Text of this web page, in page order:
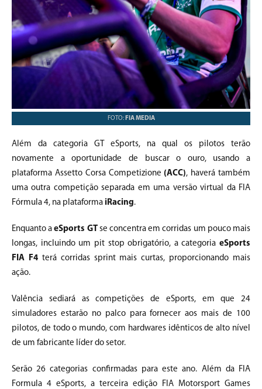
FOTO: FIA MEDIA
Além da categoria GT eSports, na qual os pilotos terão
novamente a oportunidade de buscar o ouro, usando a
plataforma Assetto Corsa Competizione (ACC), haverá também
uma outra competição separada em uma versão virtual da FIA
Fórmula 4, na plataforma iRacing.
Enquanto aeSports GTse concentra em corridas um pouco mais
longas, incluindo um pit stop obrigatório, a categoria eSports
FIA F4terá corridas sprint mais curtas, proporcionando mais
ação.
Valência sediará as competições de eSports, em que 24
simuladores estarão no palco para fornecer aos mais de 100
pilotos, de todo o mundo, com hardwares idênticos de alto nível
de um fabricante líder do setor.
Serão 26 categorias confirmadas para este ano. Além da FIA
Formula 4 eSports, a terceira edição FIA Motorsport Games